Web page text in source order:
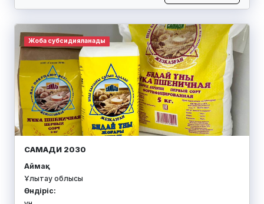
Жоба субсидияланады
САМАДИ 2030
Аймақ:
Ұлытау облысы
Өндіріс: